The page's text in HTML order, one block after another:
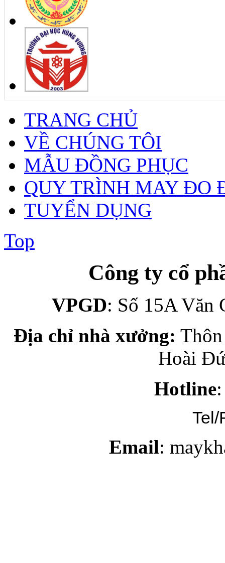
TRANG CHỦ
VỀ CHÚNG TÔI
MẪU ĐỒNG PHỤC
QUY TRÌNH MAY ĐO
TUYỂN DỤNG
Top
Công ty cổ
VPGD: Số 15A Văn
Địa chỉ nhà xưởng:
Hoài
Hotline
Email: